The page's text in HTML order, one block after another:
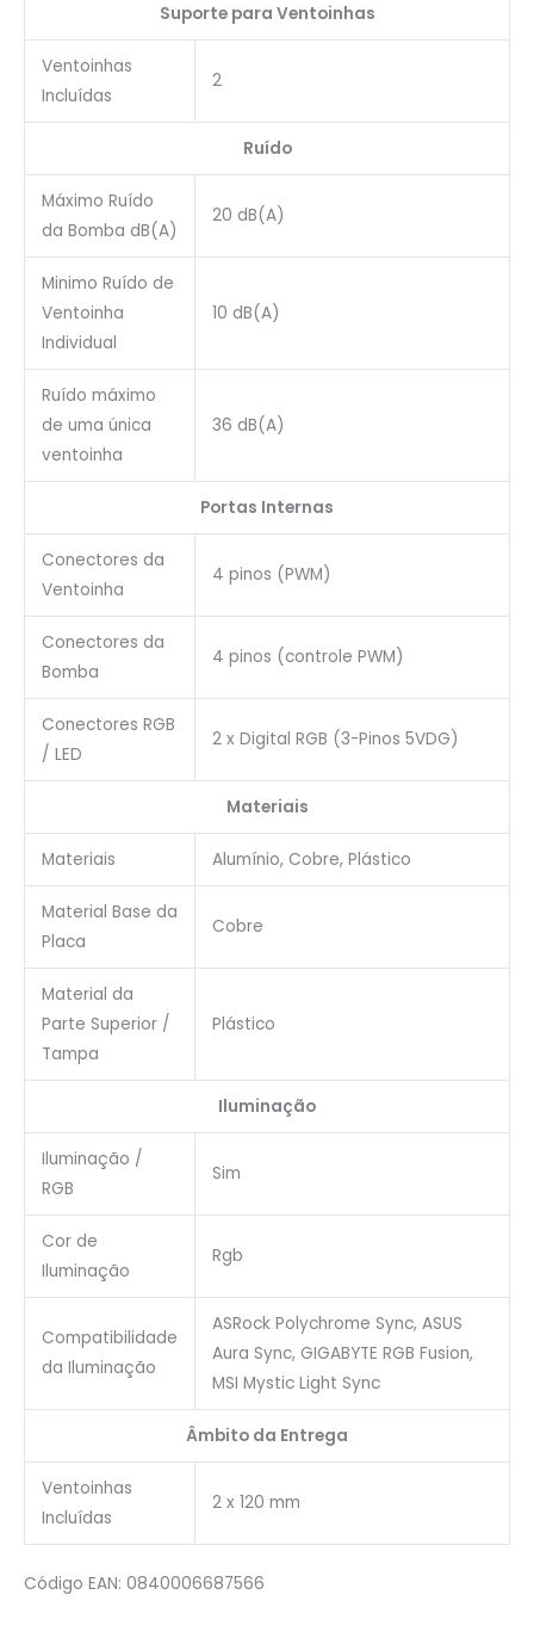
Suporte para Ventoinhas
Ventoinhas
Incluídas
2
Ruído
Máximo Ruído
da Bomba dB(A)
20 dB(A)
Minimo Ruído de
Ventoinha
Individual
10 dB(A)
Ruído máximo
de uma única
ventoinha
36 dB(A)
Portas Internas
Conectores da
Ventoinha
4 pinos (PWM)
Conectores da
Bomba
4 pinos (controle PWM)
Conectores RGB
/ LED
2 x Digital RGB (3-Pinos 5VDG)
Materiais
Materiais Alumínio, Cobre, Plástico
Material Base da
Placa
Cobre
Material da
Parte Superior /
Tampa
Plástico
Iluminação
Iluminação /
RGB
Sim
Cor de
Iluminação
Rgb
Compatibilidade
da Iluminação
ASRock Polychrome Sync, ASUS
Aura Sync, GIGABYTE RGB Fusion,
MSI Mystic Light Sync
Âmbito da Entrega
Ventoinhas
Incluídas
2 x 120 mm
Código EAN: 0840006687566